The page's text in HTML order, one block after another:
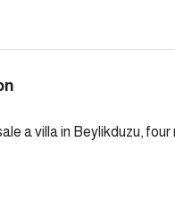
a villa in Beylikduzu,